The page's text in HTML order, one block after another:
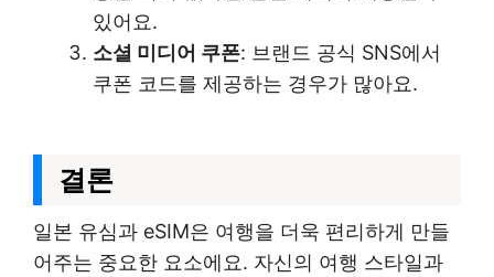
있어요.
소셜 미디어 쿠폰: 브랜드 공식 SNS에서
쿠폰 코드를 제공하는 경우가 많아요.
결론
일본 유심과 eSIM은 여행을 더욱 편리하게 만들
어주는 중요한 요소에요. 자신의 여행 스타일과